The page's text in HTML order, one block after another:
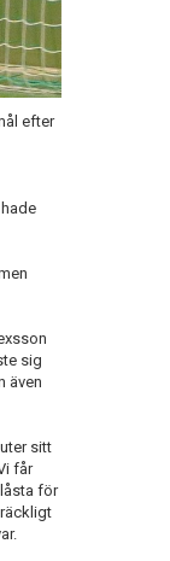
efter
sig
även
sitt
får
för